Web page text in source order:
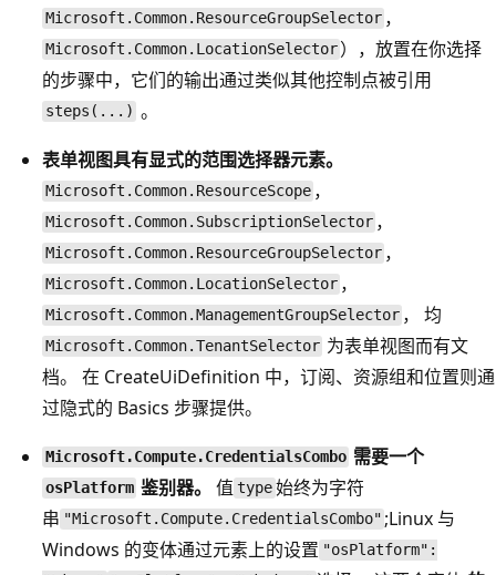
Microsoft.Common.ResourceGroupSelector ，
Microsoft.Common.LocationSelector ），放置在你选择
的步骤中，它们的输出通过类似其他控制点被引用
steps(...) 。
表单视图具有显式的范围选择器元素。
Microsoft.Common.ResourceScope ，
Microsoft.Common.SubscriptionSelector ，
Microsoft.Common.ResourceGroupSelector ，
Microsoft.Common.LocationSelector ，
Microsoft.Common.ManagementGroupSelector ， 均
Microsoft.Common.TenantSelector 为表单视图而有文
档。 在 CreateUiDefinition 中，订阅、资源组和位置则通
过隐式的 Basics 步骤提供。
Microsoft.Compute.CredentialsCombo 需要一个
osPlatform 鉴别器。 值type始终为字符
串 "Microsoft.Compute.CredentialsCombo" ;Linux 与
Windows 的变体通过元素上的设置 "osPlatform":